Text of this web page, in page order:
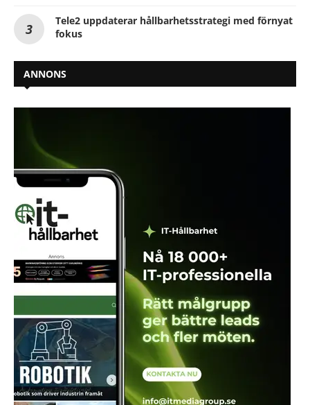
Tele2 uppdaterar hållbarhetsstrategi med förnyat
fokus
ANNONS